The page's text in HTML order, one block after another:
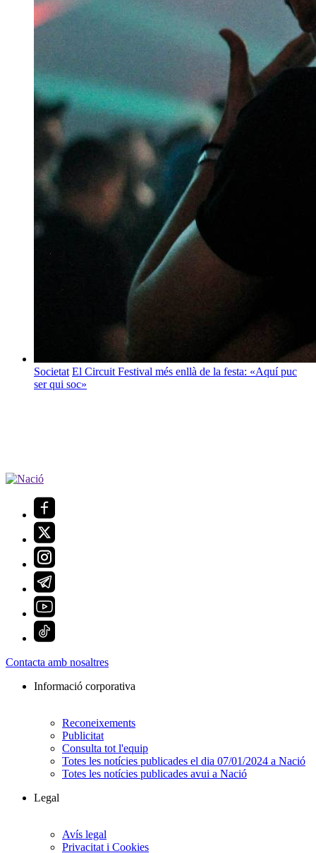
Societat El Circuit Festival més enllà de la festa: «Aquí puc
ser qui soc»
Contacta amb nosaltres
Informació corporativa
Reconeixements
Publicitat
Consulta tot l'equip
Totes les notícies publicades el dia 07/01/2024 a Nació
Totes les notícies publicades avui a Nació
Legal
Avís legal
Privacitat i Cookies